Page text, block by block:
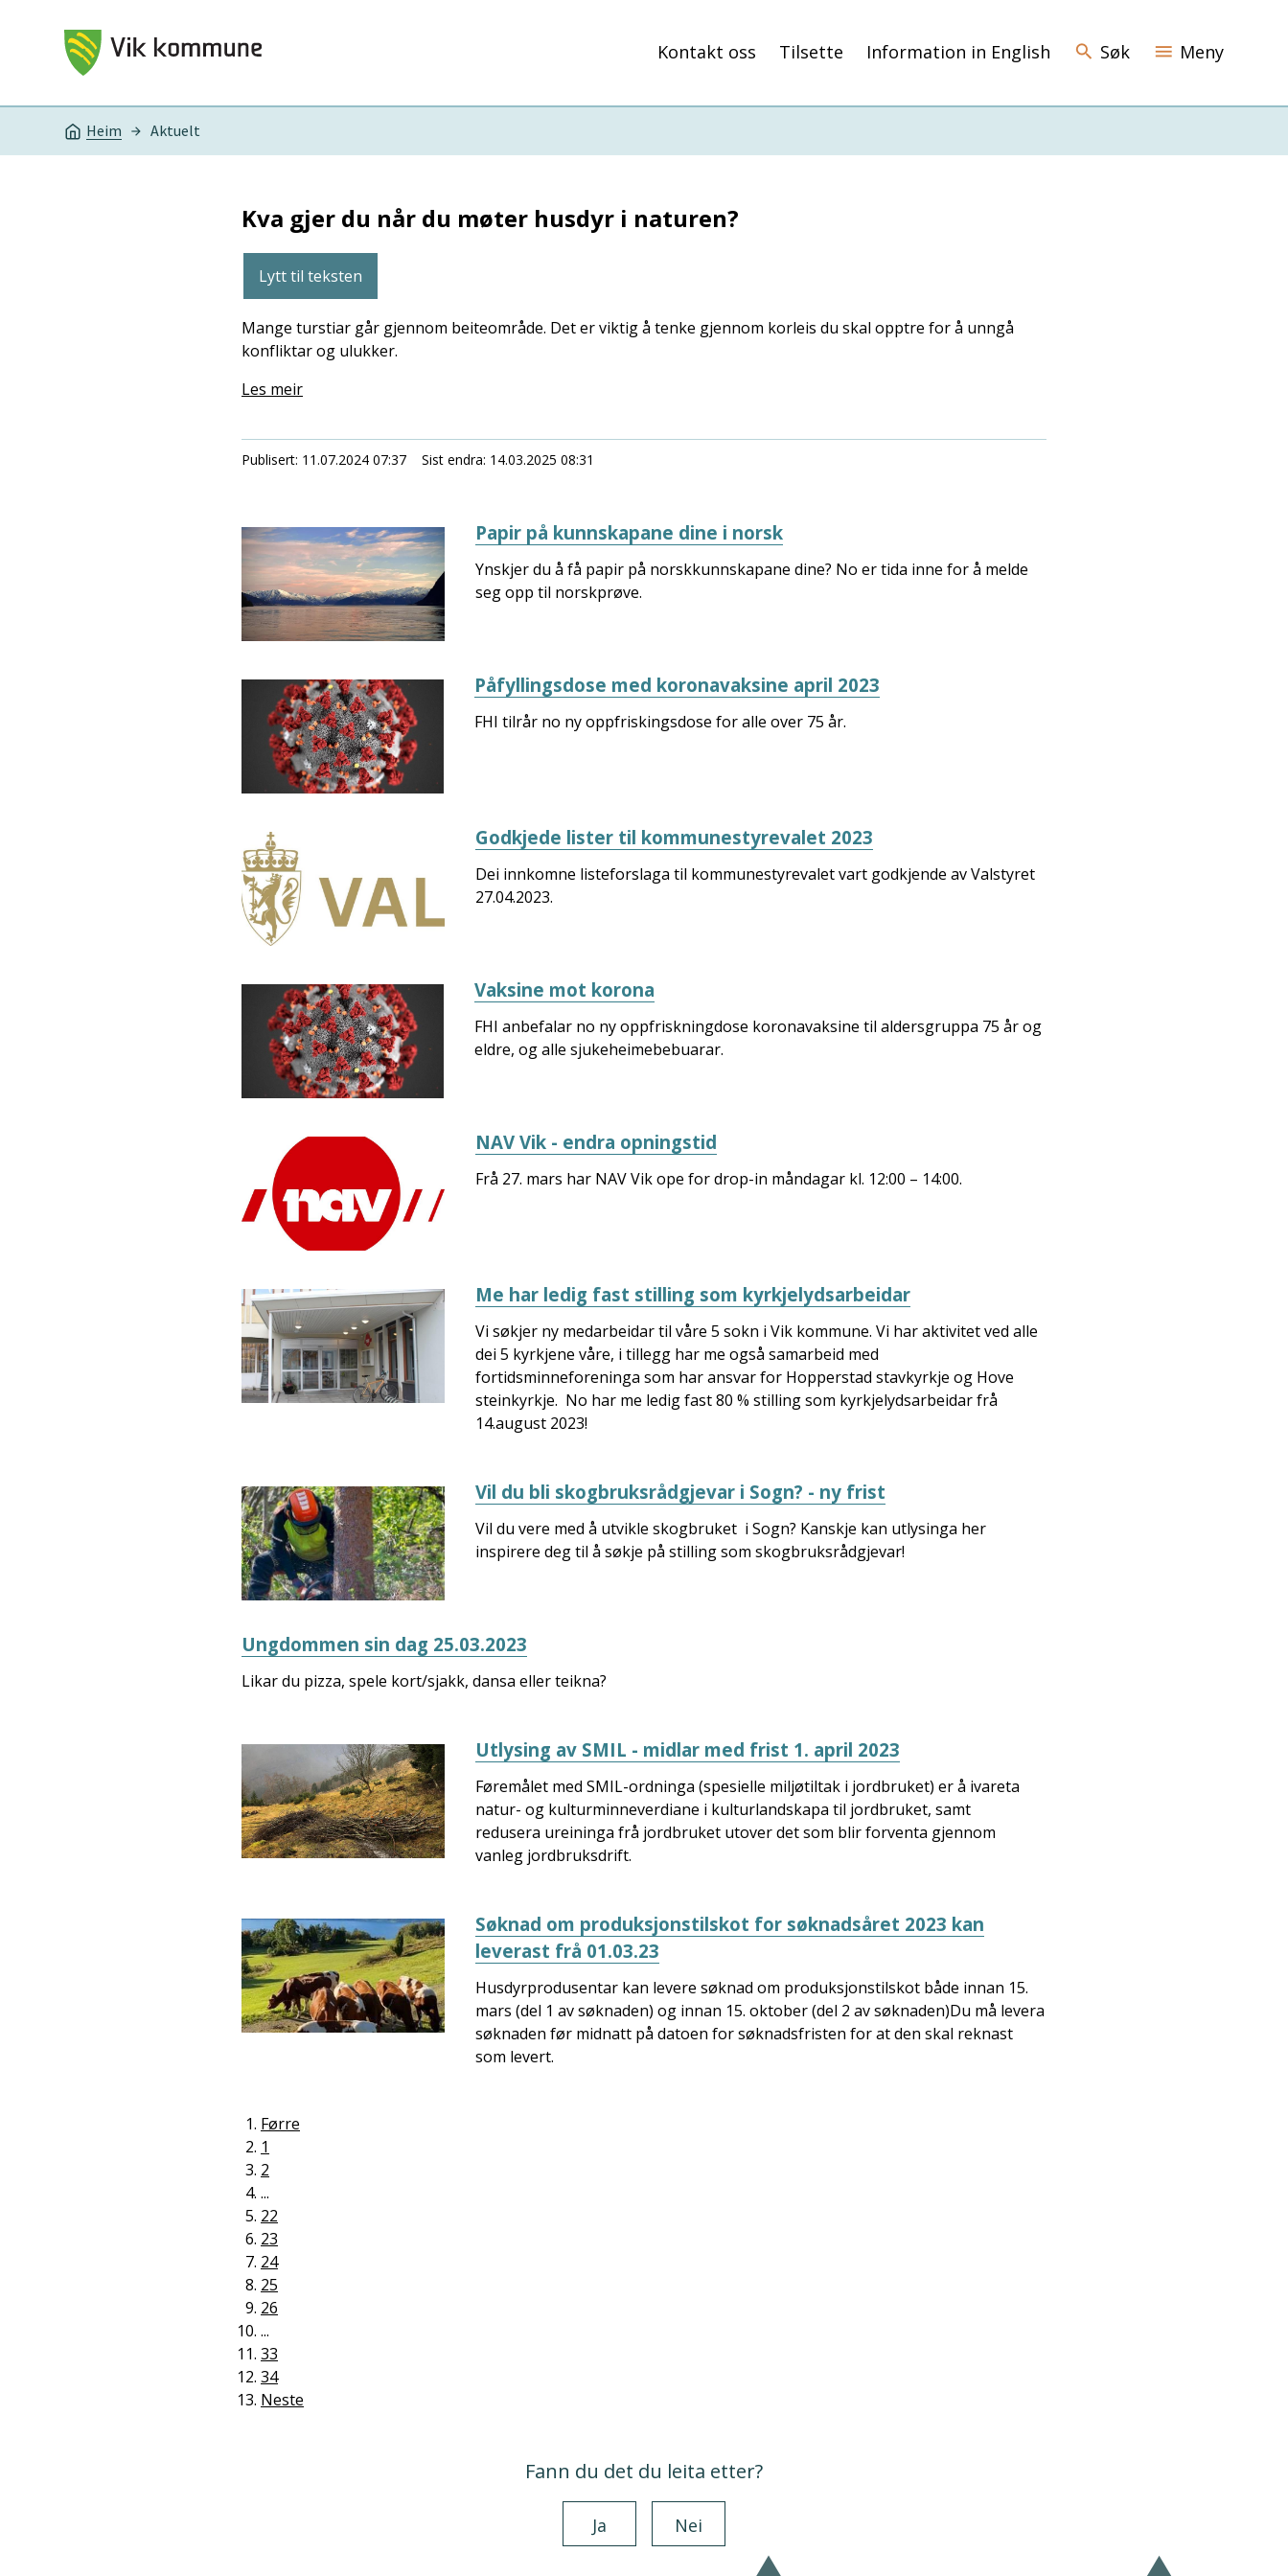
Vik kommune Kontakt oss Tilsette Information in English Søk Meny
Du er her:
Heim Aktuelt
Kva gjer du når du møter husdyr i naturen?
Lytt til teksten
Mange turstiar går gjennom beiteområde. Det er viktig å tenke gjennom korleis du skal opptre for å unngå
konfliktar og ulukker.
Les meir
Publisert 11.07.2024 07:37 Sist endra 14.03.2025 08:31
Papir på kunnskapane dine i norsk
Ynskjer du å få papir på norskkunnskapane dine? No er tida inne for å melde
seg opp til norskprøve.
Påfyllingsdose med koronavaksine april 2023
FHI tilrår no ny oppfriskingsdose for alle over 75 år.
Godkjede lister til kommunestyrevalet 2023
Dei innkomne listeforslaga til kommunestyrevalet vart godkjende av Valstyret
27.04.2023.
Vaksine mot korona
FHI anbefalar no ny oppfriskningdose koronavaksine til aldersgruppa 75 år og
eldre, og alle sjukeheimebebuarar.
NAV Vik - endra opningstid
Frå 27. mars har NAV Vik ope for drop-in måndagar kl. 12:00 – 14:00.
Me har ledig fast stilling som kyrkjelydsarbeidar
Vi søkjer ny medarbeidar til våre 5 sokn i Vik kommune. Vi har aktivitet ved alle
dei 5 kyrkjene våre, i tillegg har me også samarbeid med
fortidsminneforeninga som har ansvar for Hopperstad stavkyrkje og Hove
steinkyrkje. No har me ledig fast 80 % stilling som kyrkjelydsarbeidar frå
14.august 2023!
Vil du bli skogbruksrådgjevar i Sogn? - ny frist
Vil du vere med å utvikle skogbruket i Sogn? Kanskje kan utlysinga her
inspirere deg til å søkje på stilling som skogbruksrådgjevar!
Ungdommen sin dag 25.03.2023
Likar du pizza, spele kort/sjakk, dansa eller teikna?
Utlysing av SMIL - midlar med frist 1. april 2023
Føremålet med SMIL-ordninga (spesielle miljøtiltak i jordbruket) er å ivareta
natur- og kulturminneverdiane i kulturlandskapa til jordbruket, samt
redusera ureininga frå jordbruket utover det som blir forventa gjennom
vanleg jordbruksdrift.
Søknad om produksjonstilskot for søknadsåret 2023 kan
leverast frå 01.03.23
Husdyrprodusentar kan levere søknad om produksjonstilskot både innan 15.
mars (del 1 av søknaden) og innan 15. oktober (del 2 av søknaden)Du må levera
søknaden før midnatt på datoen for søknadsfristen for at den skal reknast
som levert.
Førre
1
2
...
22
23
24
25
26
...
33
34
Neste
Fann du det du leita etter?
Ja Nei